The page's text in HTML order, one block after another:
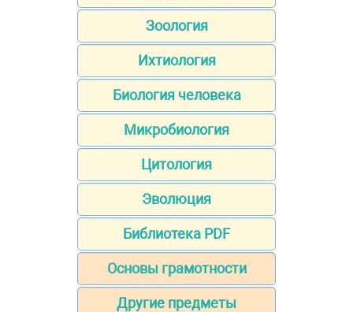
Зоология
Ихтиология
Биология человека
Микробиология
Цитология
Эволюция
Библиотека PDF
Основы грамотности
Другие предметы